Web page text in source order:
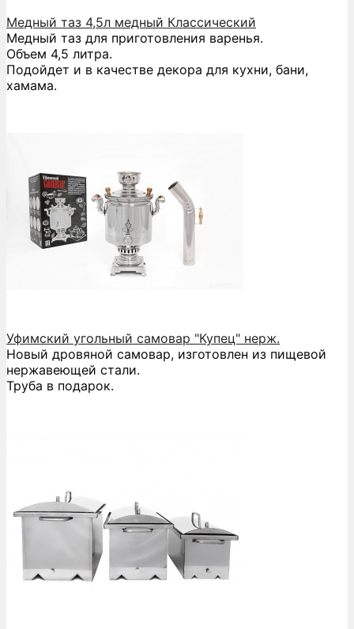
Медный таз 4,5л медный Классический
Медный таз для приготовления варенья.
Объем 4,5 литра.
Подойдет и в качестве декора для кухни, бани,
хамама.
Уфимский угольный самовар "Купец" нерж.
Новый дровяной самовар, изготовлен из пищевой
нержавеющей стали.
Труба в подарок.